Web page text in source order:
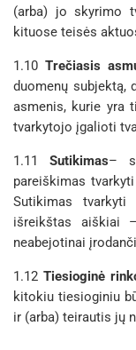
(arba) jo skyrimo
kituose teisės
1.10 Trečiasis
duomenų subjektą,
asmenis, kurie yra
tvarkytojo įgalioti
1.11 Sutikimas–
pareiškimas
Sutikimas
išreikštas aiškiai
neabejotinai
1.12 Tiesioginė
kitokiu tiesioginiu
ir (arba) teirautis jų